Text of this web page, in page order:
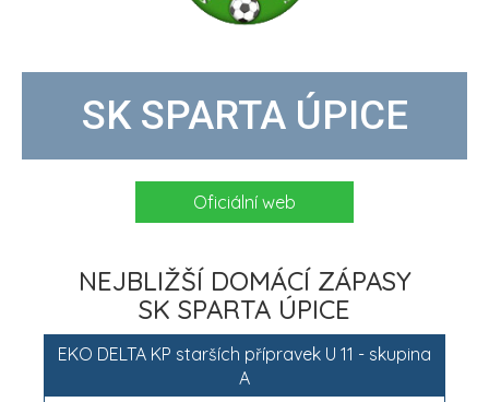
SK SPARTA ÚPICE
Oficiální web
NEJBLIŽŠÍ DOMÁCÍ ZÁPASY
SK SPARTA ÚPICE
EKO DELTA KP starších přípravek U 11 - skupina
A